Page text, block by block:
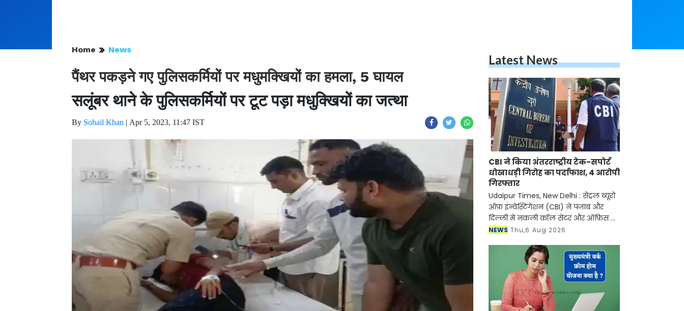
Home News
पैंथर पकड़ने गए पुलिसकर्मियों पर मधुमक्खियों का हमला, 5 घायल
सलूंबर थाने के पुलिसकर्मियों पर टूट पड़ा मधुक्खियों का जत्था
By Sohail Khan | Apr 5, 2023, 11:47 IST
Latest News
CBI ने किया अंतरराष्ट्रीय टेक-सपोर्ट
धोखाधड़ी गिरोह का पर्दाफाश, 4 आरोपी
गिरफ्तार
Udaipur Times, New Delhi : सेंट्रल ब्यूरो
ऑफ़ इन्वेस्टिगेशन (CBI) ने पंजाब और
दिल्ली में नकली कॉल सेंटर और ऑफ़िस के
ज़रिए चल रहे एक बड़े इंटरनेशनल टेक-
NEWS Thu,6 Aug 2026